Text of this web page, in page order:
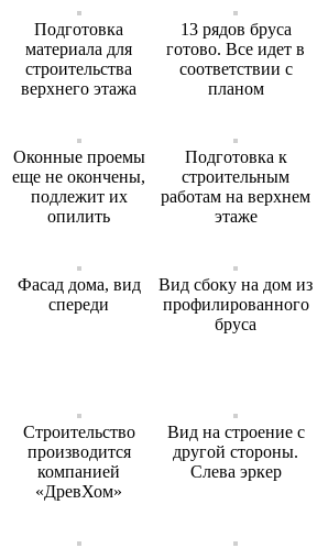
Подготовка
материала для
строительства
верхнего этажа
13 рядов бруса
готово. Все идет в
соответствии с
планом
Оконные проемы
еще не окончены,
подлежит их
опилить
Подготовка к
строительным
работам на верхнем
этаже
Фасад дома, вид
спереди
Вид сбоку на дом из
профилированного
бруса
Строительство
производится
компанией
«ДревХом»
Вид на строение с
другой стороны.
Слева эркер